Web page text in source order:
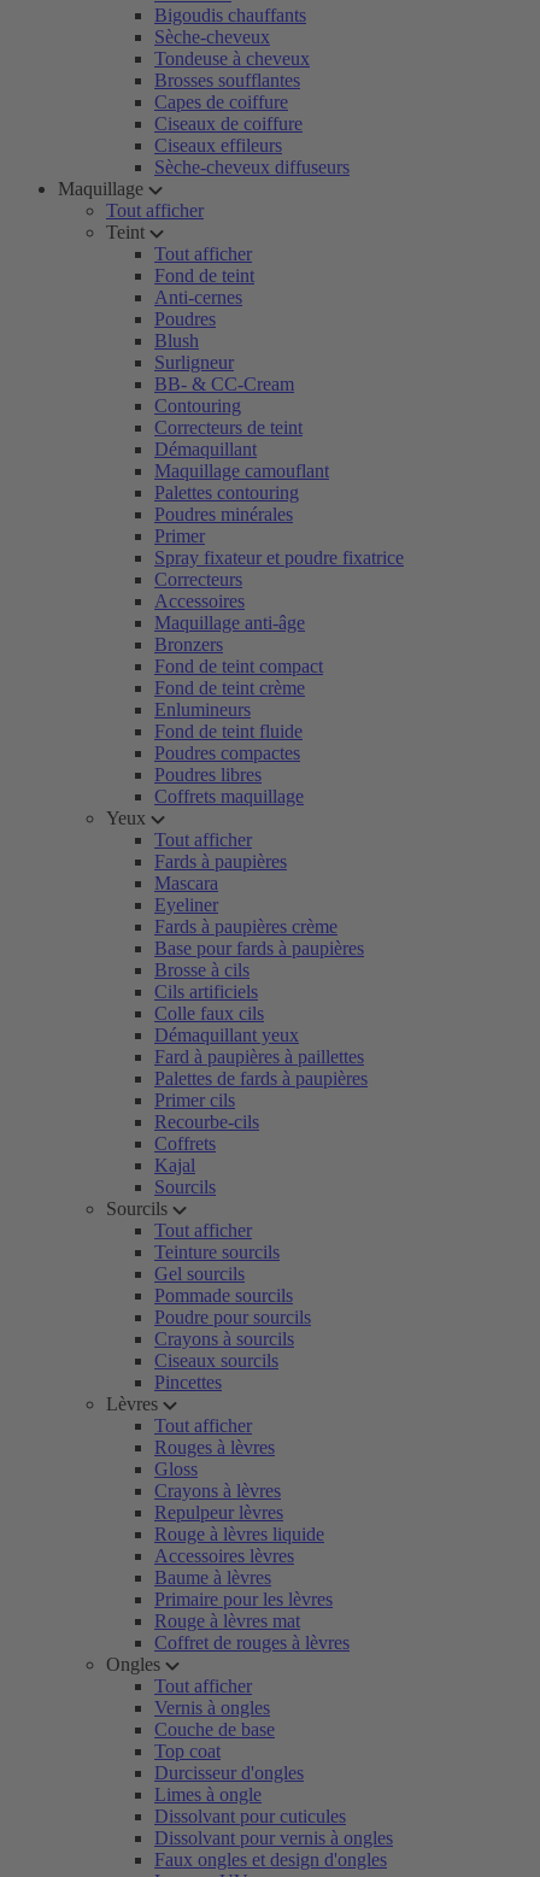
Bigoudis chauffants
Sèche-cheveux
Tondeuse à cheveux
Brosses soufflantes
Capes de coiffure
Ciseaux de coiffure
Ciseaux effileurs
Sèche-cheveux diffuseurs
Maquillage
Tout afficher
Teint
Tout afficher
Fond de teint
Anti-cernes
Poudres
Blush
Surligneur
BB- & CC-Cream
Contouring
Correcteurs de teint
Démaquillant
Maquillage camouflant
Palettes contouring
Poudres minérales
Primer
Spray fixateur et poudre fixatrice
Correcteurs
Accessoires
Maquillage anti-âge
Bronzers
Fond de teint compact
Fond de teint crème
Enlumineurs
Fond de teint fluide
Poudres compactes
Poudres libres
Coffrets maquillage
Yeux
Tout afficher
Fards à paupières
Mascara
Eyeliner
Fards à paupières crème
Base pour fards à paupières
Brosse à cils
Cils artificiels
Colle faux cils
Démaquillant yeux
Fard à paupières à paillettes
Palettes de fards à paupières
Primer cils
Recourbe-cils
Coffrets
Kajal
Sourcils
Sourcils
Tout afficher
Teinture sourcils
Gel sourcils
Pommade sourcils
Poudre pour sourcils
Crayons à sourcils
Ciseaux sourcils
Pincettes
Lèvres
Tout afficher
Rouges à lèvres
Gloss
Crayons à lèvres
Repulpeur lèvres
Rouge à lèvres liquide
Accessoires lèvres
Baume à lèvres
Primaire pour les lèvres
Rouge à lèvres mat
Coffret de rouges à lèvres
Ongles
Tout afficher
Vernis à ongles
Couche de base
Top coat
Durcisseur d'ongles
Limes à ongle
Dissolvant pour cuticules
Dissolvant pour vernis à ongles
Faux ongles et design d'ongles